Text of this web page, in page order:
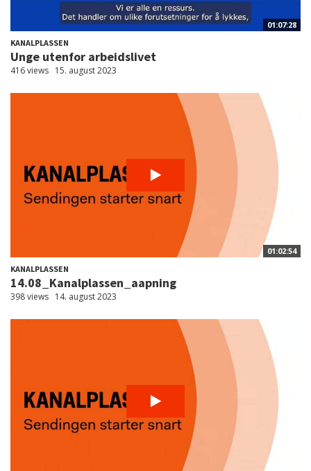
01:07:28
KANALPLASSEN
Unge utenfor arbeidslivet
416 views 15. august 2023
01:02:54
KANALPLASSEN
14.08_Kanalplassen_aapning
398 views 14. august 2023